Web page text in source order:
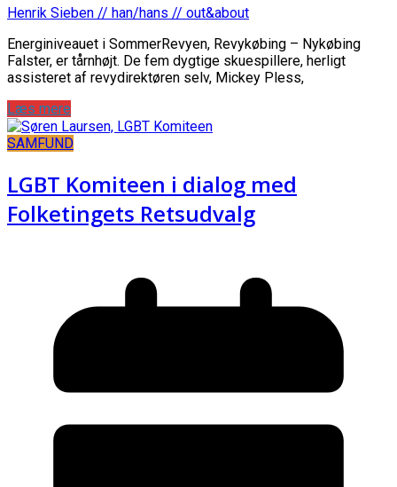
Henrik Sieben // han/hans // out&about
Energiniveauet i SommerRevyen, Revykøbing – Nykøbing
Falster, er tårnhøjt. De fem dygtige skuespillere, herligt
assisteret af revydirektøren selv, Mickey Pless,
Læs mere
SAMFUND
LGBT Komiteen i dialog med
Folketingets Retsudvalg